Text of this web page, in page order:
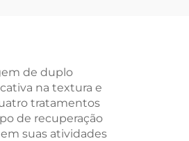
de duplo
na textura e
tratamentos
de recuperação
suas atividades